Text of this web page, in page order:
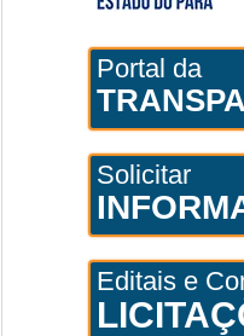
Portal da
Solicitar
Editais e